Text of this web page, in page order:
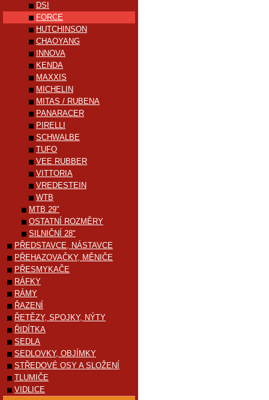
DSI
FORCE
HUTCHINSON
CHAOYANG
INNOVA
KENDA
MAXXIS
MICHELIN
MITAS / RUBENA
PANARACER
PIRELLI
SCHWALBE
TUFO
VEE RUBBER
VITTORIA
VREDESTEIN
WTB
MTB 29"
OSTATNÍ ROZMĚRY
SILNIČNÍ 28"
PŘEDSTAVCE, NÁSTAVCE
PŘEHAZOVAČKY, MĚNIČE
PŘESMYKAČE
RÁFKY
RÁMY
ŘAZENÍ
ŘETĚZY, SPOJKY, NÝTY
ŘIDÍTKA
SEDLA
SEDLOVKY, OBJÍMKY
STŘEDOVÉ OSY A SLOŽENÍ
TLUMIČE
VIDLICE